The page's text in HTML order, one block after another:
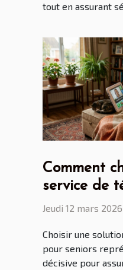
tout en assurant
Comment
service de
pour
Jeudi 12 mars
Choisir une
pour seniors
décisive pour